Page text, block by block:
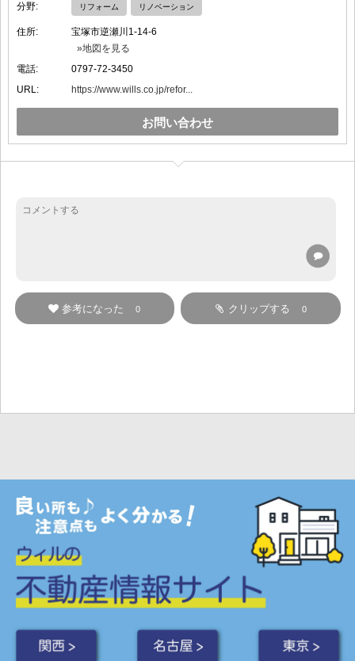
分野: リフォーム リノベーション
住所:
宝塚市逆瀬川1-14-6
»地図を見る
電話:
0797-72-3450
URL:
https://www.wills.co.jp/refor...
お問い合わせ
クリップする 0
参考になった 0
関西 > 名古屋 > 東京 >